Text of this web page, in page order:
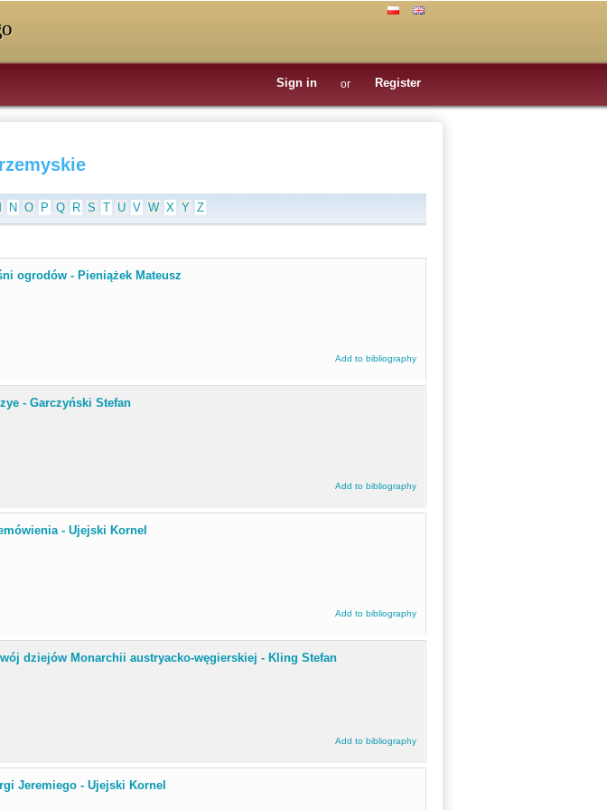
Sign in or Register
N O P Q R S T U V W X Y Z
ogrodów - Pieniążek Mateusz
Add to bibliography
- Garczyński Stefan
Add to bibliography
- Ujejski Kornel
Add to bibliography
dziejów Monarchii austryacko-węgierskiej - Kling Stefan
Add to bibliography
Jeremiego - Ujejski Kornel